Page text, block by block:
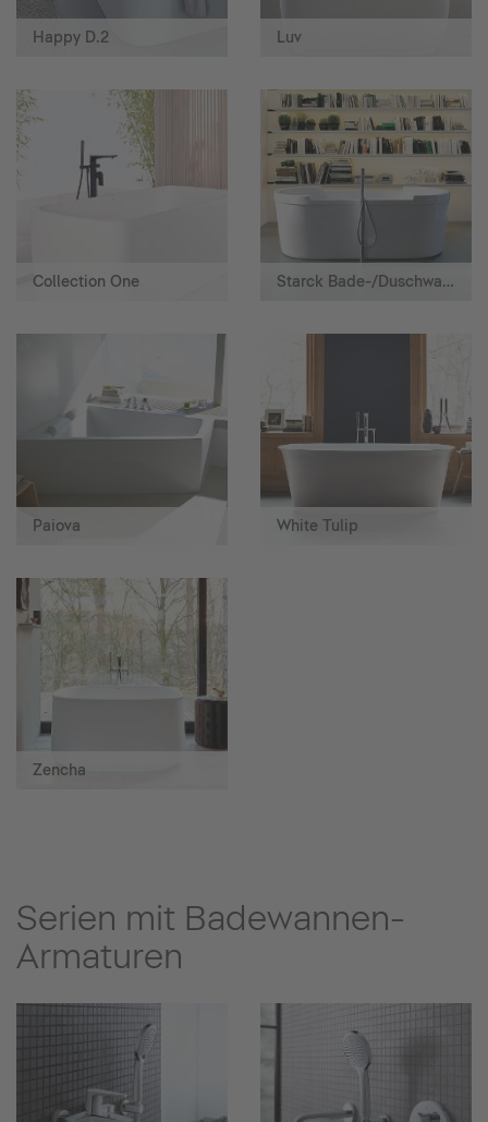
Happy D.2 Luv
Collection One Starck Bade-/Duschwannen
Paiova White Tulip
Zencha
Serien mit Badewannen-
Armaturen